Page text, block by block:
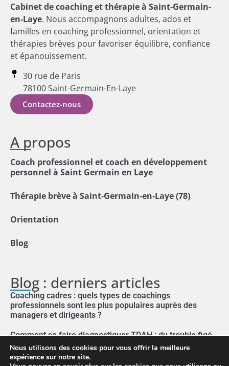
Cabinet de coaching et thérapie à Saint-Germain-
en-Laye. Nous accompagnons adultes, ados et
familles en coaching professionnel, orientation et
thérapies brèves pour favoriser équilibre, confiance
et épanouissement.
30 rue de Paris
78100 Saint-Germain-En-Laye
Contactez-nous
A propos
Coach professionnel et coach en développement
personnel à Saint Germain en Laye
Thérapie brève à Saint-Germain-en-Laye (78)
Orientation
Blog
Blog : derniers articles
Coaching cadres : quels types de coachings
professionnels sont les plus populaires auprès des
managers et dirigeants ?
Comment se faire diagnostiquer TDAH : du trouble figé
aux solutions brèves et personnalisées
Nous utilisons des cookies pour vous offrir la meilleure
expérience sur notre site.